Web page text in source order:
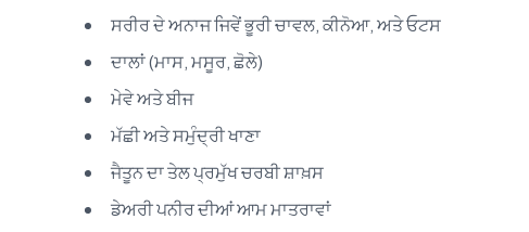
ਸਰੀਰ ਦੇ ਅਨਾਜ ਜਿਵੇਂ ਭੂਰੀ ਚਾਵਲ, ਕੀਨੋਆ, ਅਤੇ ਓਟਸ
ਦਾਲਾਂ (ਮਾਸ, ਮਸੂਰ, ਛੋਲੇ)
ਮੇਵੇ ਅਤੇ ਬੀਜ
ਮੱਛੀ ਅਤੇ ਸਮੁੰਦ੍ਰੀ ਖਾਣਾ
ਜੈਤੂਨ ਦਾ ਤੇਲ ਪ੍ਰਮੁੱਖ ਚਰਬੀ ਸ਼ਾਖ਼ਸ
ਡੇਅਰੀ ਪਨੀਰ ਦੀਆਂ ਆਮ ਮਾਤਰਾਵਾਂ